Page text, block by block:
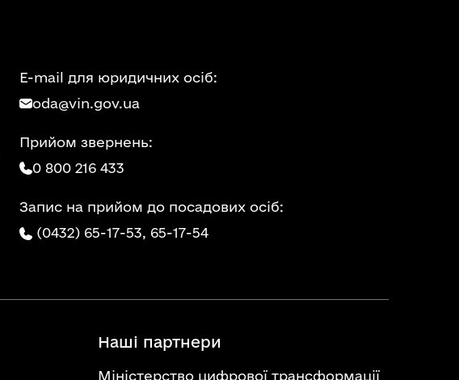
E-mail для юридичних осіб:
oda@vin.gov.ua
Прийом звернень:
0 800 216 433
Запис на прийом до посадових осіб:
(0432) 65-17-53, 65-17-54
Наші партнери
Міністерство цифрової трансформації